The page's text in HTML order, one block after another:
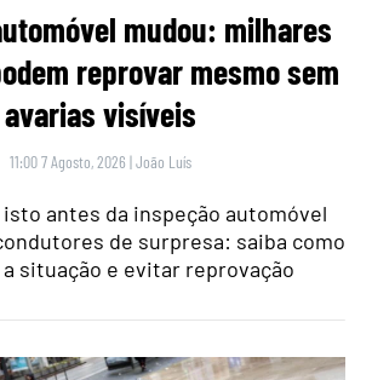
mudou: milhares
reprovar mesmo sem
avarias visíveis
11:00 7 Agosto, 2026 |João Luís
antes da inspeção automóvel
de surpresa: saiba como
situação e evitar reprovação